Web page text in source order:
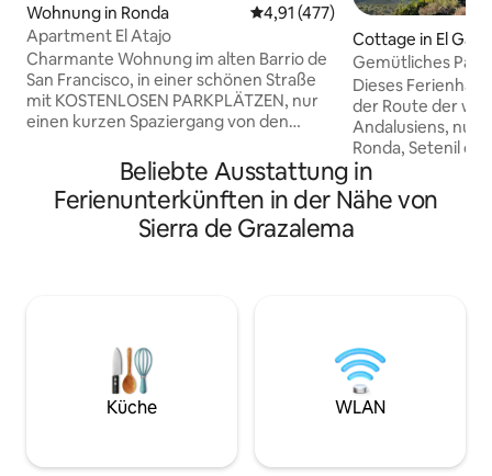
Wohnung in Ronda Durchschnittliche Bewertung:
4,91 (477)
Apartment El Atajo
Charmante Wohnung im alten Barrio de
San Francisco, in einer schönen Straße
mit KOSTENLOSEN PARKPLÄTZEN, nur
einen kurzen Spaziergang von den
des Heiligen Geistes entfernt. Sie ist mit
einer Klimaanlage, WLAN, einer voll
ausgestatteten Küche mit einem
Geschirrspüler, einer Waschmaschine
dem Hoya del Tajo-Weg, wo du das
berühmte Foto der Puente Nuevo von
unten machen kannst.
Cottage in El
Gemütliches
Dieses
der Route der
Andalusiens, nur wenige Minuten von
Ronda, Setenil de
la Sierra,
Nähe von Sevilla,
Cadiz, Cordoba
Toller Ort, um die
Anforderung
handelt.
Beliebte Ausstattung in
Ferienunterkünften in der Nähe von
Sierra de Grazalema
Küche WLAN